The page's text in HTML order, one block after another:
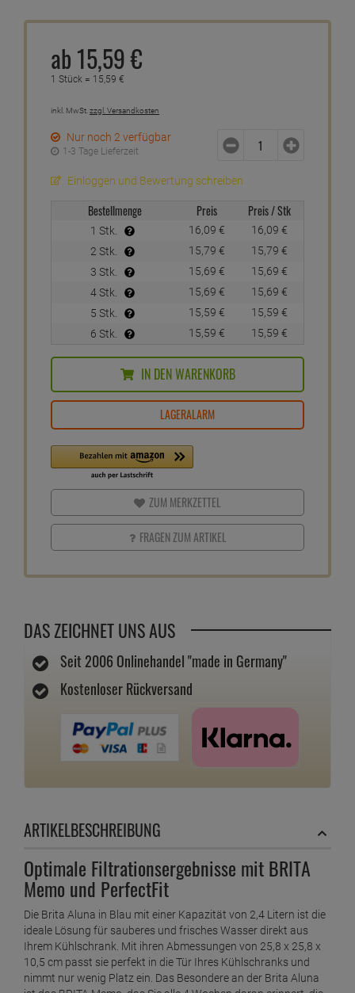
ab 15,59€
1 Stück = 15,59 €
inkl. MwSt.zzgl. Versandkosten
Nur noch 2 verfügbar
1-3 Tage Lieferzeit
Einloggen und Bewertung schreiben
Bestellmenge Preis Preis / Stk
1 Stk. 16,09 € 16,09 €
2 Stk.
15,79 € 15,79 €
3 Stk.
15,69 € 15,69 €
4 Stk.
15,69 € 15,69 €
5 Stk.
15,59 € 15,59 €
6 Stk.
15,59 € 15,59 €
IN DEN WARENKORB
LAGERALARM
ZUM MERKZETTEL
FRAGEN ZUM ARTIKEL
DAS ZEICHNET UNS AUS
Seit 2006 Onlinehandel "made in Germany"
Kostenloser Rückversand
ARTIKELBESCHREIBUNG
Optimale Filtrationsergebnisse mit BRITA
Memo und PerfectFit
Die Brita Aluna in Blau mit einer Kapazität von 2,4 Litern ist die
ideale Lösung für sauberes und frisches Wasser direkt aus
Ihrem Kühlschrank. Mit ihren Abmessungen von 25,8 x 25,8 x
10,5 cm passt sie perfekt in die Tür Ihres Kühlschranks und
nimmt nur wenig Platz ein. Das Besondere an der Brita Aluna